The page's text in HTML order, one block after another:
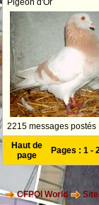
Pigeon d'Or
2215 messages postés
Haut de
page
Pages : 1 -
CFPOI World